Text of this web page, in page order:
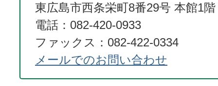
東広島市西条栄町8番29号 本館1階
電話：082-420-0933
ファックス：082-422-0334
メールでのお問い合わせ